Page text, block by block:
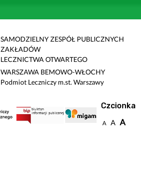
SAMODZIELNY ZESPÓŁ PUBLICZNYCH
ZAKŁADÓW
LECZNICTWA OTWARTEGO
WARSZAWA BEMOWO-WŁOCHY
Podmiot Leczniczy m.st. Warszawy
Czcionka
A A A